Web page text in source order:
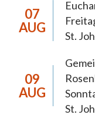
Die
Mutter Teresa
der Pastoral
anstehende
07
AUG
St.
09
AUG
St.